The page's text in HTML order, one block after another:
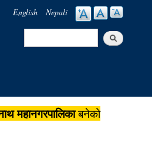
English Nepali
Search
महानगरपालिकाबनेको